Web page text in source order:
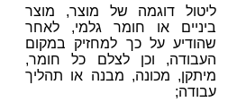
ליטול דוגמה של מוצר, מוצר
ביניים או חומר גלמי, לאחר
שהודיע על כך למחזיק במקום
העבודה, וכן לצלם כל חומר,
מיתקן, מכונה, מבנה או תהליך
עבודה;